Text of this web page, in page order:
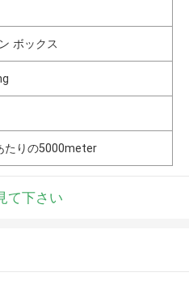
ボックス
たりの5000meter
て下さい